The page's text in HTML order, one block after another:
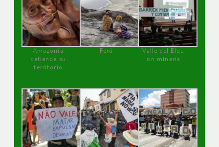
Amazonía
defiende su
territorio
Perú
Valle del Elqui
sin minería.